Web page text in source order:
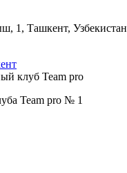
1, Ташкент, Узбекистан
клуб Team pro